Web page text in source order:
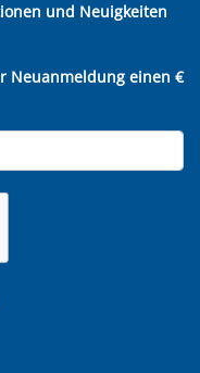
und Neuigkeiten
Neuanmeldung einen €